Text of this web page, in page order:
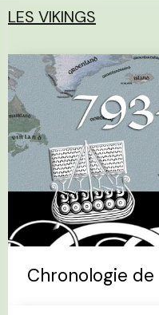
LES VIKINGS
Chronologie de